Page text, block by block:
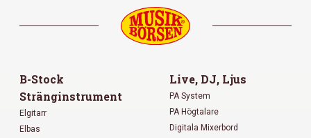
B-Stock
Stränginstrument
Elgitarr
Elbas
Live, DJ, Ljus
PA System
PA Högtalare
Digitala Mixerbord